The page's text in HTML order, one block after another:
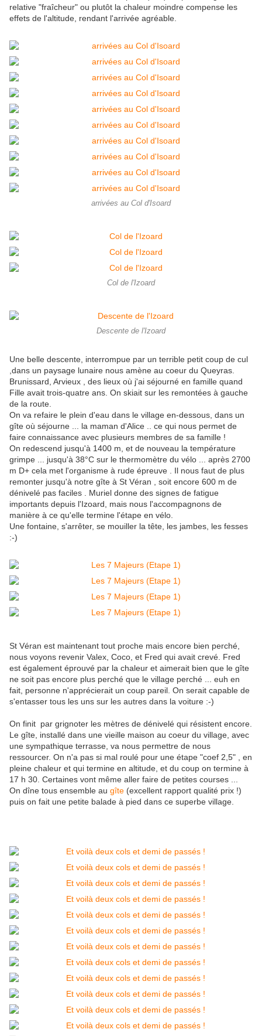
relative "fraîcheur" ou plutôt la chaleur moindre compense les
effets de l'altitude, rendant l'arrivée agréable.
arrivées au Col d'Isoard
Col de l'Izoard
Descente de l'Izoard
Une belle descente, interrompue par un terrible petit coup de cul
,dans un paysage lunaire nous amène au coeur du Queyras.
Brunissard, Arvieux , des lieux où j'ai séjourné en famille quand
Fille avait trois-quatre ans. On skiait sur les remontées à gauche
de la route.
On va refaire le plein d'eau dans le village en-dessous, dans un
gîte où séjourne ... la maman d'Alice .. ce qui nous permet de
faire connaissance avec plusieurs membres de sa famille !
On redescend jusqu'à 1400 m, et de nouveau la température
grimpe ... jusqu'à 38°C sur le thermomètre du vélo ... après 2700
m D+ cela met l'organisme à rude épreuve . Il nous faut de plus
remonter jusqu'à notre gîte à St Véran , soit encore 600 m de
dénivelé pas faciles . Muriel donne des signes de fatigue
importants depuis l'Izoard, mais nous l'accompagnons de
manière à ce qu'elle termine l'étape en vélo.
Une fontaine, s'arrêter, se mouiller la tête, les jambes, les fesses
:-)
St Véran est maintenant tout proche mais encore bien perché,
nous voyons revenir Valex, Coco, et Fred qui avait crevé. Fred
est également éprouvé par la chaleur et aimerait bien que le gîte
ne soit pas encore plus perché que le village perché ... euh en
fait, personne n'apprécierait un coup pareil. On serait capable de
s'entasser tous les uns sur les autres dans la voiture :-)
On finit par grignoter les mètres de dénivelé qui résistent encore.
Le gîte, installé dans une vieille maison au coeur du village, avec
une sympathique terrasse, va nous permettre de nous
ressourcer. On n'a pas si mal roulé pour une étape "coef 2,5" , en
pleine chaleur et qui termine en altitude, et du coup on termine à
17 h 30. Certaines vont même aller faire de petites courses ...
On dîne tous ensemble au gîte (excellent rapport qualité prix !)
puis on fait une petite balade à pied dans ce superbe village.